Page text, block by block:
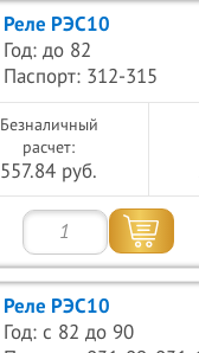
Реле РЭС10
Год: до 82
Паспорт: 312-315
Безналичный
расчет:
557.84 руб.
Реле РЭС10
Год: с 82 до 90